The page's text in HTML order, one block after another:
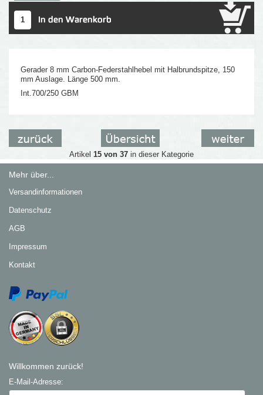
Gerader 8 mm Carbon-Federstahlhebel mit Halbrundspitze, 150
mm Auslage. Länge 500 mm.
Int.700/250 GBM
Artikel 15 von 37in dieser Kategorie
Mehr über...
Versandinformationen
Datenschutz
AGB
Impressum
Kontakt
Willkommen zurück!
E-Mail-Adresse: